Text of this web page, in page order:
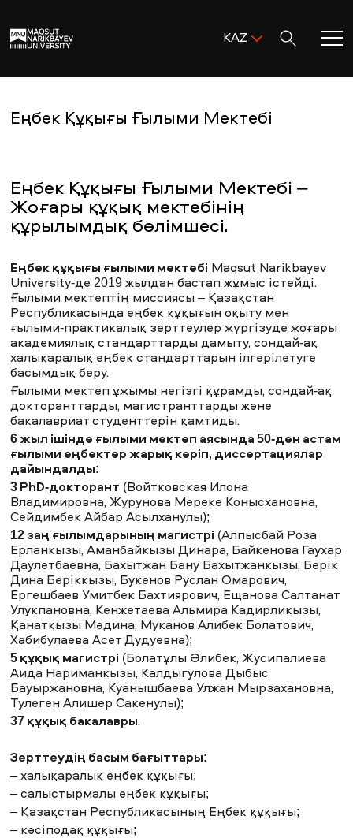
KAZ
RUS
Академиялық өмір
Зерттеу және ғылым
Оқуға қабылдау және қолдау
MNU тынысы
ЖАҢАЛЫҚТАРБАҚ БІЗ ТУРАЛЫЖҰМЫС ОРЫНДАРЫ ҚЫЗМЕТКЕРЛЕР
ТҮЛЕКТЕРENDOWMENT
ENG KAZ RUS
Еңбек Құқығы Ғылыми Мектебі
Еңбек Құқығы Ғылыми Мектебі –
Жоғары құқық мектебінің
құрылымдық бөлімшесі.
Еңбек құқығы ғылыми мектебі Maqsut Narikbayev
University-де 2019 жылдан бастап жұмыс істейді.
Ғылыми мектептің миссиясы – Қазақстан
Республикасында еңбек құқығын оқыту мен
ғылыми-практикалық зерттеулер жүргізуде жоғары
академиялық стандарттарды дамыту, сондай-ақ
халықаралық еңбек стандарттарын ілгерілетуге
басымдық беру.
Ғылыми мектеп ұжымы негізгі құрамды, сондай-ақ
докторанттарды, магистранттарды және
бакалавриат студенттерін қамтиды.
6 жыл ішінде ғылыми мектеп аясында 50-ден астам
ғылыми еңбектер жарық көріп, диссертациялар
дайындалды:
3 PhD-докторант (Войтковская Илона
Владимировна, Журунова Мереке Конысхановна,
Сейдимбек Айбар Асылханулы);
12 заң ғылымдарының магистрі (Алпысбай Роза
Ерланкызы, Аманбайкызы Динара, Байкенова Гаухар
Даулетбаевна, Бахытжан Бану Бахытжанкызы, Берік
Дина Беріккызы, Букенов Руслан Омарович,
Ергешбаев Умитбек Бахтиярович, Ещанова Салтанат
Улукпановна, Кенжетаева Альмира Кадирликызы,
Қанатқызы Мәдина, Муканов Алибек Болатович,
Хабибулаева Асет Дудуевна);
5 құқық магистрі (Болатұлы Әлибек, Жусипалиева
Аида Нариманкызы, Калдыгулова Дыбыс
Бауыржановна, Куанышбаева Улжан Мырзахановна,
Тулеген Алишер Сакенулы);
37 құқық бакалавры.
Зерттеудің басым бағыттары:
– халықаралық еңбек құқығы;
– салыстырмалы еңбек құқығы;
– Қазақстан Республикасының Еңбек құқығы;
– кәсіподақ құқығы;